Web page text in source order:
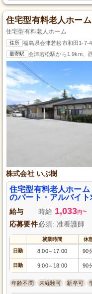
住宅型有料老人ホー
住宅型有料老人ホーム
住所 福島県会津若松市和田1-7-
最寄駅 会津若松駅から1.9km、
株式会社 いぶ樹
住宅型有料老人ホー
のパート・アルバイト
給与 時給 1,033円 ~
応募要件必須: 准看護師
就業時間 休
日勤 8:00～ 17:00 90
日勤 9:00～ 18:00 90
年齢不問 未経験可 新卒可